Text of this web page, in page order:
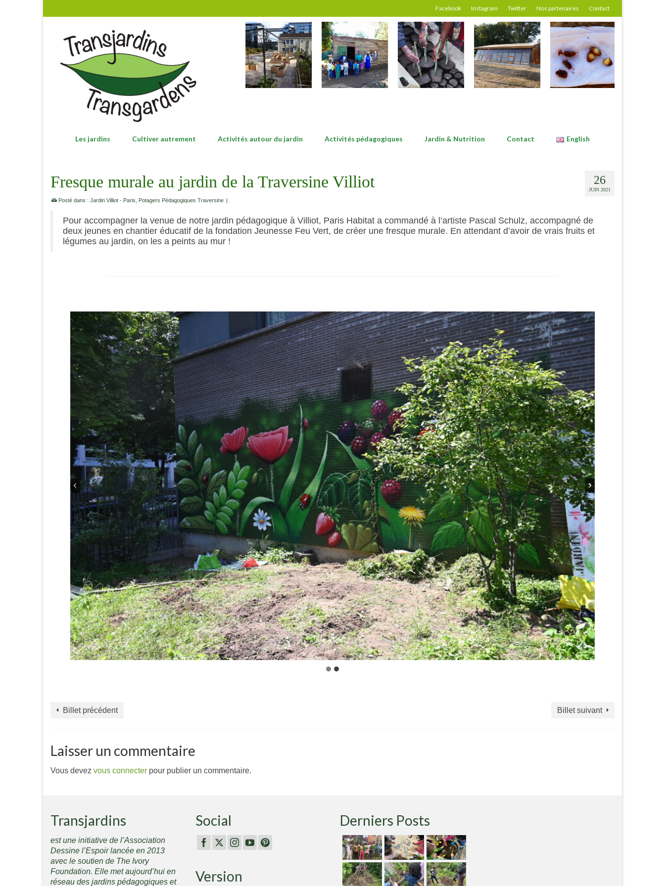
Facebook Instagram Twitter Nos partenaires Contact
Les jardins Cultiver autrement Activités autour du jardin Activités pédagogiques Jardin & Nutrition Contact English
26
JUIN 2021
Fresque murale au jardin de la Traversine Villiot
Posté dans : Jardin Villiot - Paris Potagers Pédagogiques Traversine |
Pour accompagner la venue de notre jardin pédagogique à Villiot, Paris Habitat a commandé à l’artiste Pascal Schulz, accompagné de
deux jeunes en chantier éducatif de la fondation Jeunesse Feu Vert, de créer une fresque murale. En attendant d’avoir de vrais fruits et
légumes au jardin, on les a peints au mur !
Billet précédent Billet suivant
Laisser un commentaire
Vous devez vous connecter pour publier un commentaire.
Transjardins
est une initiative de l’Association
Dessine l’Espoir lancée en 2013
avec le soutien de The Ivory
Foundation. Elle met aujourd’hui en
réseau des jardins pédagogiques et
Social
Version
Derniers Posts